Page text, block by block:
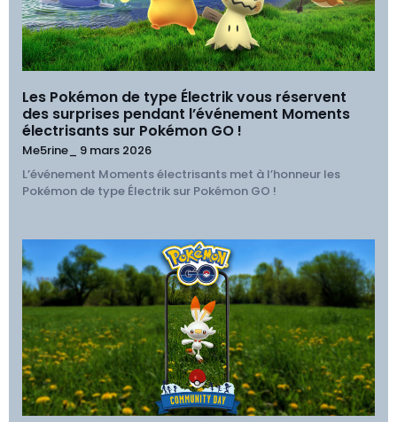
Les Pokémon de type Électrik vous réservent
des surprises pendant l’événement Moments
électrisants sur Pokémon GO !
Me5rine_ 9 mars 2026
L’événement Moments électrisants met à l’honneur les
Pokémon de type Électrik sur Pokémon GO !